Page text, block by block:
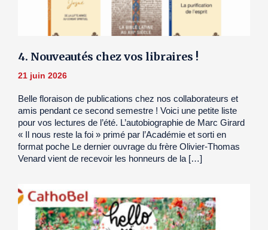
4. Nouveautés chez vos libraires !
21 juin 2026
Belle floraison de publications chez nos collaborateurs et
amis pendant ce second semestre ! Voici une petite liste
pour vos lectures de l’été. L’autobiographie de Marc Girard
« Il nous reste la foi » primé par l’Académie et sorti en
format poche Le dernier ouvrage du frère Olivier-Thomas
Venard vient de recevoir les honneurs de la […]